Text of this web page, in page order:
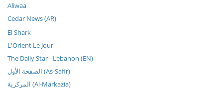
Aliwaa
Cedar News (AR)
El Shark
L'Orient Le Jour
The Daily Star - Lebanon (EN)
الصفحة الأول (As-Safir)
المركزية (Al-Markazia)